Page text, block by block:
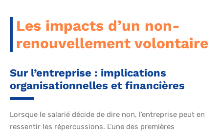
Les impacts d’un non-
renouvellement volontaire
Sur l’entreprise : implications
organisationnelles et financières
Lorsque le salarié décide de dire non, l’entreprise peut en
ressentir les répercussions. L’une des premières